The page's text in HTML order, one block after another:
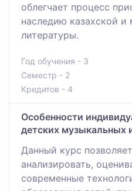
облегчает процесс
наследию казахской
литературы.
Год обучения - 3
Семестр - 2
Кредитов - 4
Особенности
детских музыкальных
Данный курс
анализировать,
современные